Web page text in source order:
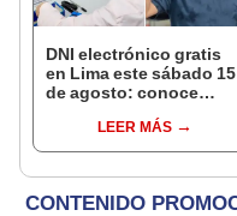
DNI electrónico gratis
en Lima este sábado 15
de agosto: conoce
acceder y qué
requisitos deben
LEER MÁS